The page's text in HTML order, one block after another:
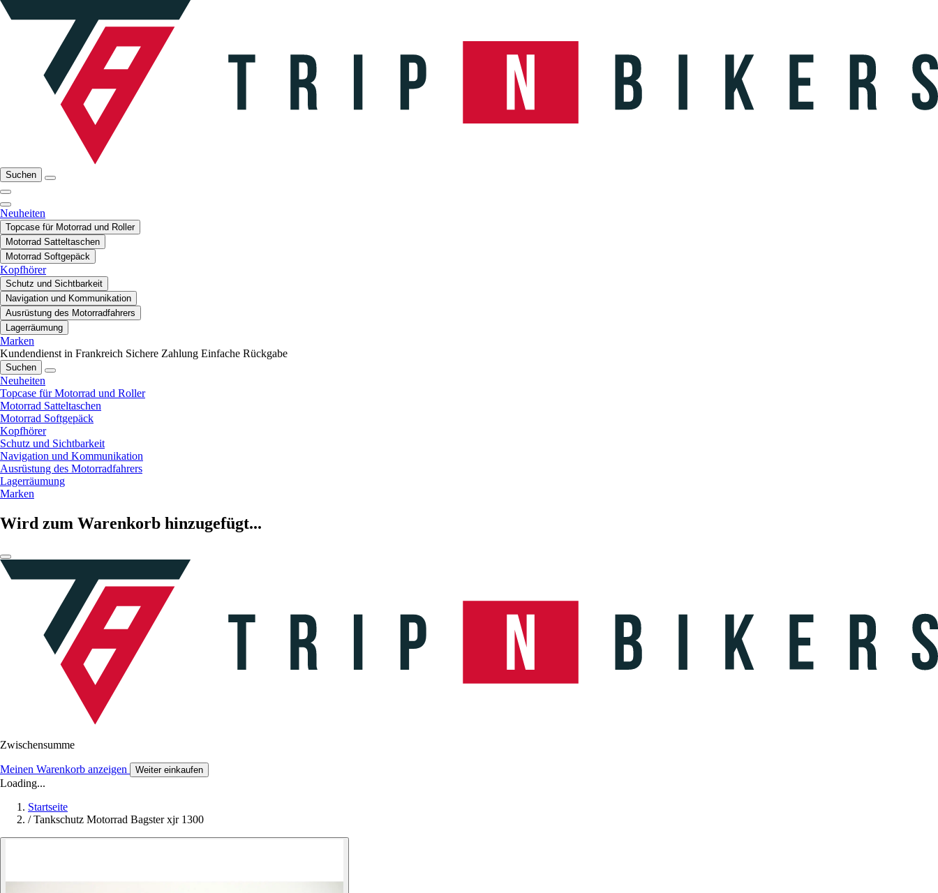
Suchen
Neuheiten
Topcase für Motorrad und Roller
Motorrad Satteltaschen
Motorrad Softgepäck
Kopfhörer
Schutz und Sichtbarkeit
Navigation und Kommunikation
Ausrüstung des Motorradfahrers
Lagerräumung
Marken
Kundendienst in Frankreich Sichere Zahlung Einfache Rückgabe
Suchen
Neuheiten
Topcase für Motorrad und Roller
Motorrad Satteltaschen
Motorrad Softgepäck
Kopfhörer
Schutz und Sichtbarkeit
Navigation und Kommunikation
Ausrüstung des Motorradfahrers
Lagerräumung
Marken
Wird zum Warenkorb hinzugefügt...
Zwischensumme
Meinen Warenkorb anzeigen Weiter einkaufen
Loading...
Startseite
/ Tankschutz Motorrad Bagster xjr 1300